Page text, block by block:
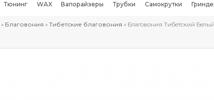
Тюнинг WAX Вапорайзеры Трубки Самокрутки
» Благовония » Тибетские благовония » Благовония Тибетский